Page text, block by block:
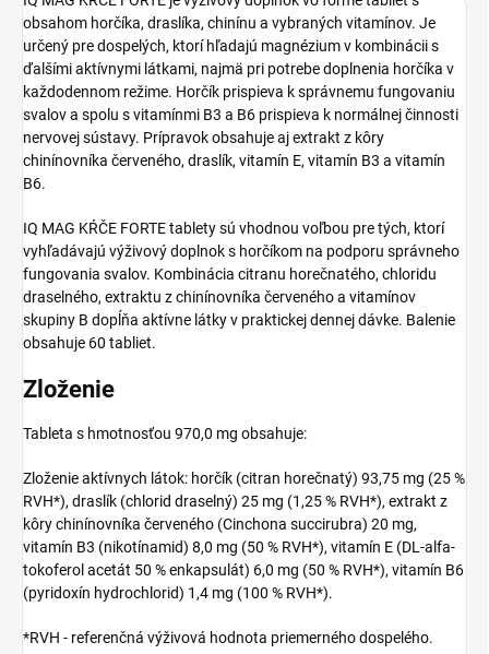
obsahom horčíka, draslíka, chinínu a vybraných vitamínov. Je
určený pre dospelých, ktorí hľadajú magnézium v kombinácii s
ďalšími aktívnymi látkami, najmä pri potrebe doplnenia horčíka v
každodennom režime. Horčík prispieva k správnemu fungovaniu
svalov a spolu s vitamínmi B3 a B6 prispieva k normálnej činnosti
nervovej sústavy. Prípravok obsahuje aj extrakt z kôry
chinínovníka červeného, draslík, vitamín E, vitamín B3 a vitamín
B6.
IQ MAG KŔČE FORTE tablety sú vhodnou voľbou pre tých, ktorí
vyhľadávajú výživový doplnok s horčíkom na podporu správneho
fungovania svalov. Kombinácia citranu horečnatého, chloridu
draselného, extraktu z chinínovníka červeného a vitamínov
skupiny B dopĺňa aktívne látky v praktickej dennej dávke. Balenie
obsahuje 60 tabliet.
Zloženie
Tableta s hmotnosťou 970,0 mg obsahuje:
Zloženie aktívnych látok: horčík (citran horečnatý) 93,75 mg (25 %
RVH*), draslík (chlorid draselný) 25 mg (1,25 % RVH*), extrakt z
kôry chinínovníka červeného (Cinchona succirubra) 20 mg,
vitamín B3 (nikotínamid) 8,0 mg (50 % RVH*), vitamín E (DL-alfa-
tokoferol acetát 50 % enkapsulát) 6,0 mg (50 % RVH*), vitamín B6
(pyridoxín hydrochlorid) 1,4 mg (100 % RVH*).
*RVH - referenčná výživová hodnota priemerného dospelého.